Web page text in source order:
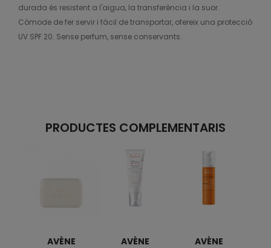
durada és resistent a l'aigua, la transferència i la suor.
Còmode de fer servir i fàcil de transportar, ofereix una protecció
UV SPF 20. Sense perfum, sense conservants.
PRODUCTES COMPLEMENTARIS
AVÈNE AVÈNE AVÈNE